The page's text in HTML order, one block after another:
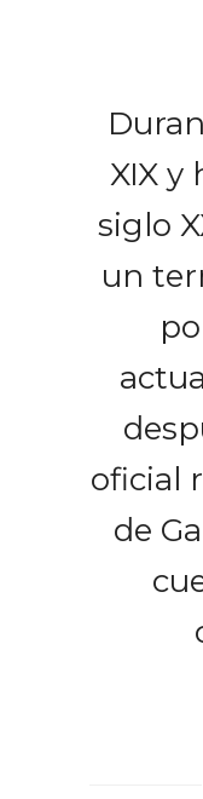
XIX y
siglo
un
oficial
de